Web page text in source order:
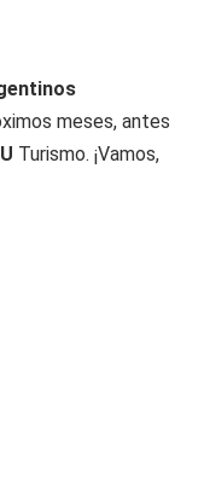
meses, antes
Turismo. ¡Vamos,